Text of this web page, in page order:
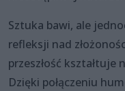
Sztuka bawi, ale
refleksji nad
przeszłość kształtuje
Dzięki połączeniu